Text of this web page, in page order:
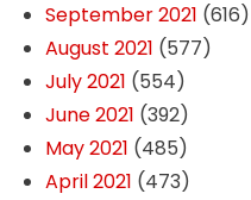
September 2021 (616)
August 2021 (577)
July 2021 (554)
June 2021 (392)
May 2021 (485)
April 2021 (473)